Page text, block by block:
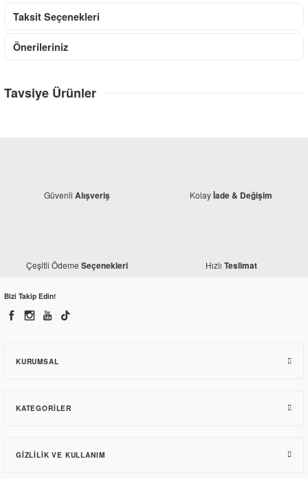
Taksit Seçenekleri
Önerileriniz
Tavsiye Ürünler
145,50 TL
Güvenli Alışveriş Kolayİade & Değişim
Çeşitli Ödeme Seçenekleri Hızlı Teslimat
Bizi Takip Edin!
KURUMSAL
KATEGORILER
GIZLILIK VE KULLANIM